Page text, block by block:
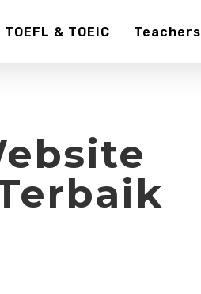
TOEFL & TOEIC Teachers